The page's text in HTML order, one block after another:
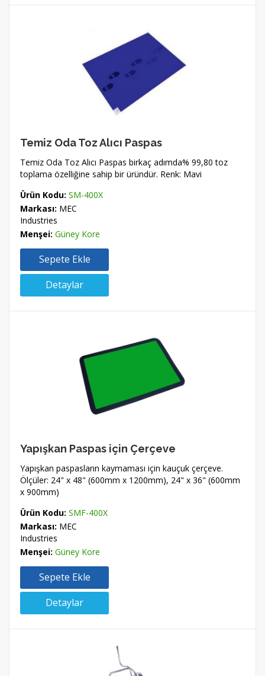
Temiz Oda Toz Alıcı Paspas
Temiz Oda Toz Alıcı Paspas birkaç adımda% 99,80 toz
toplama özelliğine sahip bir üründür. Renk: Mavi
Ürün Kodu: SM-400X
Markası: MEC
Industries
Menşei: Güney Kore
Sepete Ekle
Detaylar
Yapışkan Paspas için Çerçeve
Yapışkan paspasların kaymaması için kauçuk çerçeve.
Ölçüler: 24" x 48" (600mm x 1200mm), 24" x 36" (600mm
x 900mm)
Ürün Kodu: SMF-400X
Markası: MEC
Industries
Menşei: Güney Kore
Sepete Ekle
Detaylar